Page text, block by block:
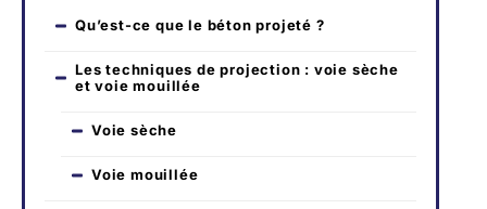
Qu’est-ce que le béton projeté ?
Les techniques de projection : voie sèche
et voie mouillée
Voie sèche
Voie mouillée